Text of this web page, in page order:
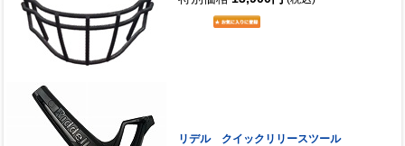
リデル クイックリリースツール